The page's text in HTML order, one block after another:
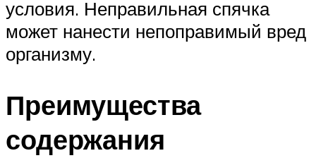
условия. Неправильная спячка
может нанести непоправимый вред
организму.
Преимущества
содержания